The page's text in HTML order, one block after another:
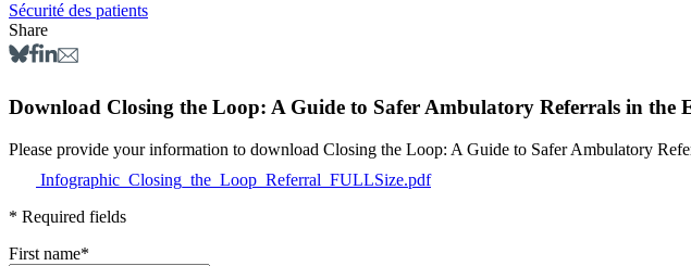
Sécurité des patients
Share
Download Closing the Loop: A Guide to Safer Ambulatory Referrals in the
Please provide your information to download Closing the Loop: A Guide
Infographic_Closing_the_Loop_Referral_FULLSize.pdf
* Required fields
First name*